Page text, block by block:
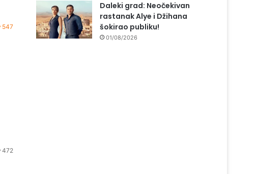
547
472
Daleki grad: Neočekivan
rastanak Alye i Džihana
šokirao publiku!
01/08/2026